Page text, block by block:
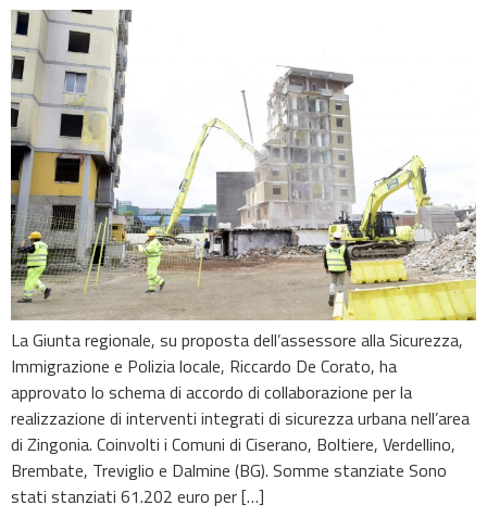
La Giunta regionale, su proposta dell’assessore alla Sicurezza,
Immigrazione e Polizia locale, Riccardo De Corato, ha
approvato lo schema di accordo di collaborazione per la
realizzazione di interventi integrati di sicurezza urbana nell’area
di Zingonia. Coinvolti i Comuni di Ciserano, Boltiere, Verdellino,
Brembate, Treviglio e Dalmine (BG). Somme stanziate Sono
stati stanziati 61.202 euro per […]